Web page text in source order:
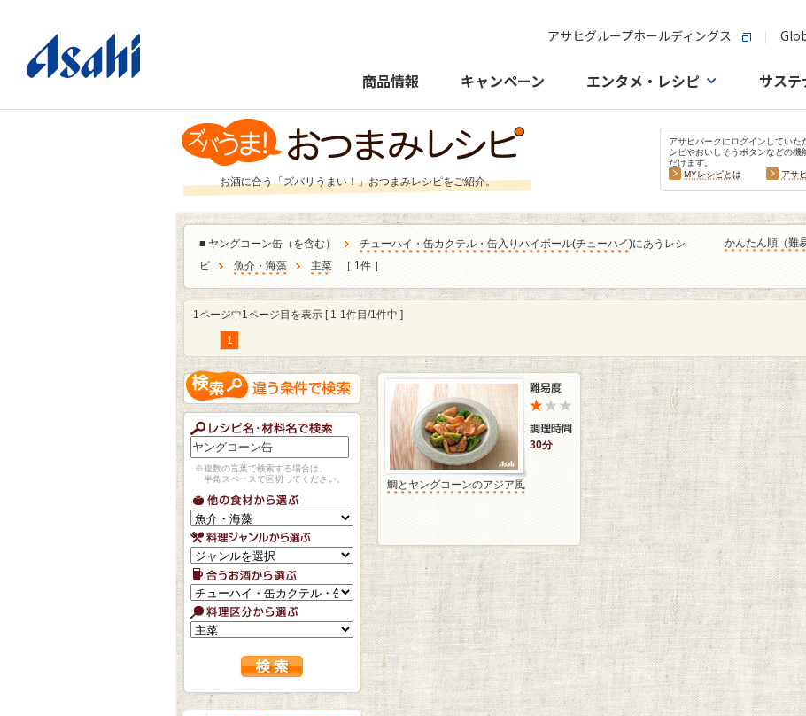
アサヒグループホールディングス
商品情報 キャンペーン エンタメ・レシピ サステ
お酒に合う「ズバリうまい！」おつまみレシピをご紹介。
アサヒパークにログインしていた
シピやおいしそうボタンなどの機
だけます。
MYレシピとは
アサ
■ ヤングコーン缶（を含む） チューハイ・缶カクテル・缶入りハイボール(チューハイ)にあうレシ
ピ
魚介・海藻 主菜 ［ 1件 ］
かんたん順（難
1ページ中1ページ目を表示 [ 1-1件目/1件中 ]
1
※複数の言葉で検索する場合は、
半角スペースで区切ってください。
30分
鯛とヤングコーンのアジア風